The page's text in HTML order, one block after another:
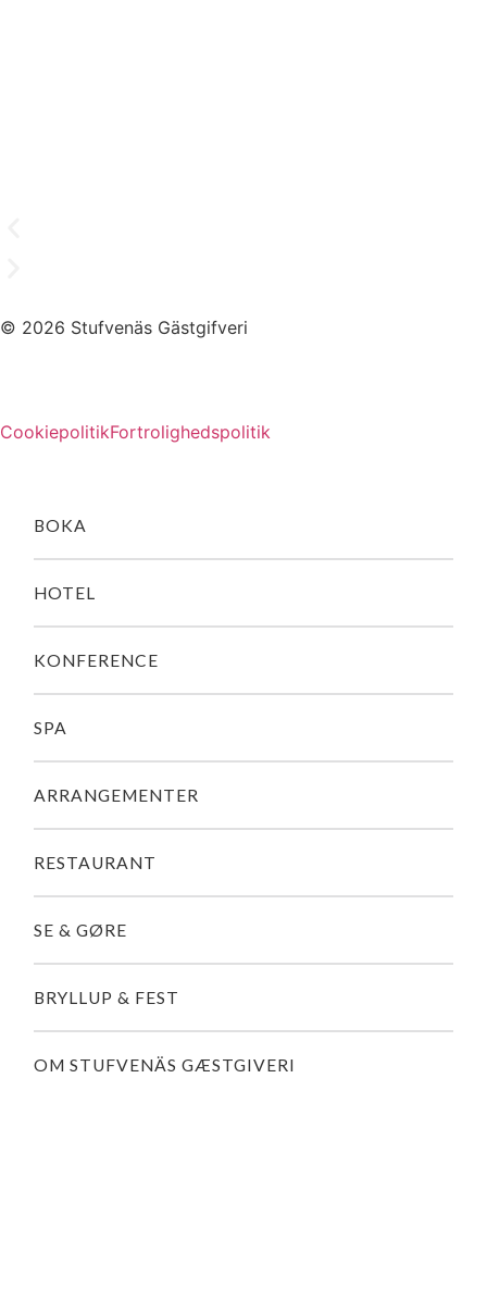
© 2026 Stufvenäs Gästgifveri
CookiepolitikFortrolighedspolitik
BOKA
HOTEL
KONFERENCE
SPA
ARRANGEMENTER
RESTAURANT
SE & GØRE
BRYLLUP & FEST
OM STUFVENÄS GÆSTGIVERI